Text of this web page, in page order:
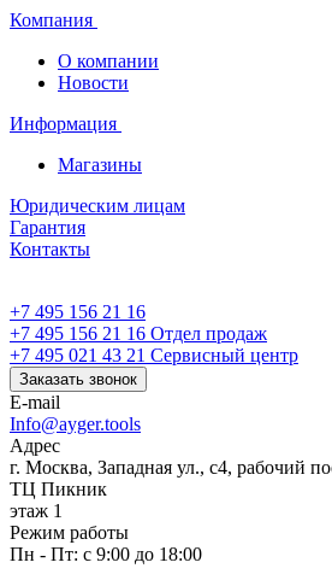
Компания
О компании
Новости
Информация
Магазины
Юридическим лицам
Гарантия
Контакты
+7 495 156 21 16
+7 495 156 21 16 Отдел продаж
+7 495 021 43 21 Cервисный центр
Заказать звонок
E-mail
Info@ayger.tools
Адрес
г. Москва, Западная ул., с4, рабочий
ТЦ Пикник
этаж 1
Режим работы
Пн - Пт: с 9:00 до 18:00